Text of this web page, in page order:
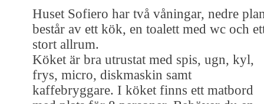
Huset Sofiero har två våningar, nedre
består av ett kök, en toalett med wc och
stort allrum.
Köket är bra utrustat med spis, ugn, kyl,
frys, micro, diskmaskin samt
kaffebryggare. I köket finns ett matbord